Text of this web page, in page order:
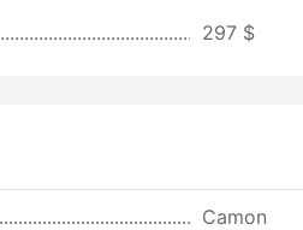
297 $
Camon